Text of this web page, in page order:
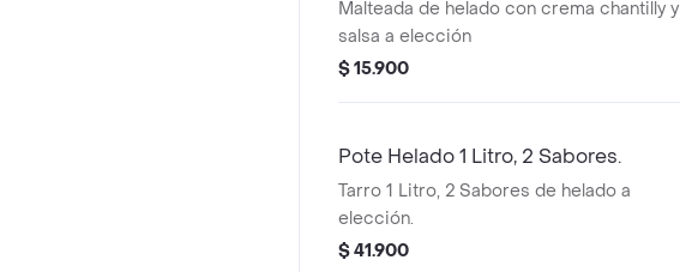
Malteada de helado con crema chantilly y
salsa a elección
$ 15.900
Pote Helado 1 Litro, 2 Sabores.
Tarro 1 Litro, 2 Sabores de helado a
elección.
$ 41.900